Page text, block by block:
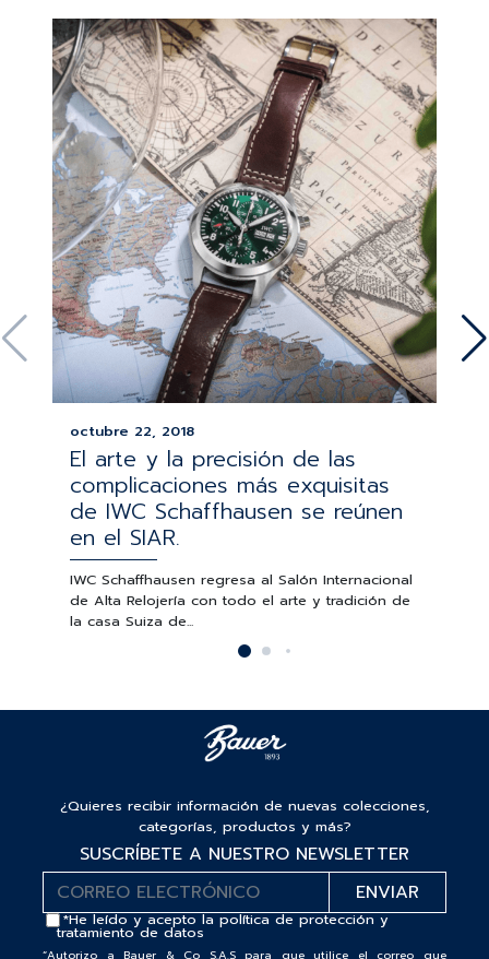
octubre 22, 2018
El arte y la precisión de las
complicaciones más exquisitas
de IWC Schaffhausen se reúnen
en el SIAR.
IWC Schaffhausen regresa al Salón Internacional
de Alta Relojería con todo el arte y tradición de
la casa Suiza de...
¿Quieres recibir información de nuevas colecciones,
categorías, productos y más?
SUSCRÍBETE A NUESTRO NEWSLETTER
*He leído y acepto lapolítica de protección y
tratamiento de datos
“Autorizo a Bauer & Co S.A.S para que utilice el correo que